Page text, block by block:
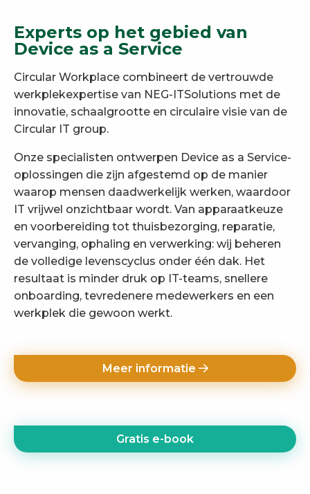
Experts op het gebied van
Device as a Service
Circular Workplace combineert de vertrouwde
werkplekexpertise van NEG-ITSolutions met de
innovatie, schaalgrootte en circulaire visie van de
Circular IT group.
Onze specialisten ontwerpen Device as a Service-
oplossingen die zijn afgestemd op de manier
waarop mensen daadwerkelijk werken, waardoor
IT vrijwel onzichtbaar wordt. Van apparaatkeuze
en voorbereiding tot thuisbezorging, reparatie,
vervanging, ophaling en verwerking: wij beheren
de volledige levenscyclus onder één dak. Het
resultaat is minder druk op IT-teams, snellere
onboarding, tevredenere medewerkers en een
werkplek die gewoon werkt.
Meer informatie
Gratis e-book